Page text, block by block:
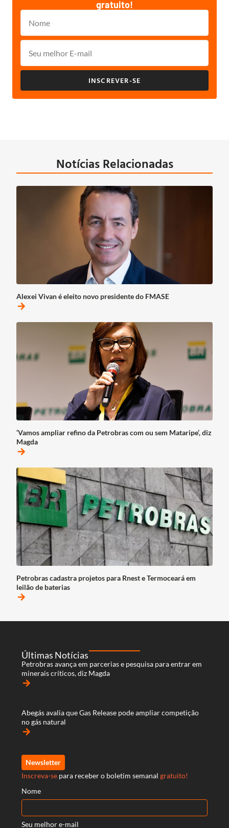
gratuito!
INSCREVER-SE
Notícias Relacionadas
Alexei Vivan é eleito novo presidente do FMASE
arrow_forward
‘Vamos ampliar refino da Petrobras com ou sem Mataripe’, diz
Magda
arrow_forward
Petrobras cadastra projetos para Rnest e Termoceará em
leilão de baterias
arrow_forward
Últimas Notícias
Petrobras avança em parcerias e pesquisa para entrar em
minerais críticos, diz Magda
arrow_forward
Abegás avalia que Gas Release pode ampliar competição
no gás natural
arrow_forward
Newsletter
Inscreva-se para receber o boletim semanal gratuito!
Nome
Seu melhor e-mail